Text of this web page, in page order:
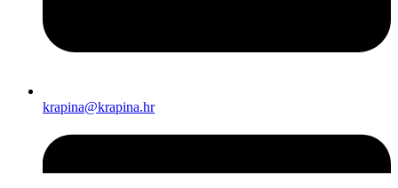
krapina@krapina.hr